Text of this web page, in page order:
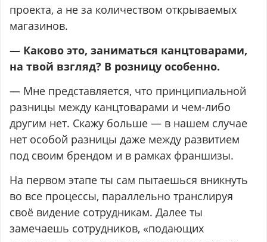
проекта, а не за количеством открываемых
магазинов.
— Каково это, заниматься канцтоварами,
на твой взгляд? В розницу особенно.
— Мне представляется, что принципиальной
разницы между канцтоварами и чем-либо
другим нет. Скажу больше — в нашем случае
нет особой разницы даже между развитием
под своим брендом и в рамках франшизы.
На первом этапе ты сам пытаешься вникнуть
во все процессы, параллельно транслируя
своё видение сотрудникам. Далее ты
замечаешь сотрудников, «подающих